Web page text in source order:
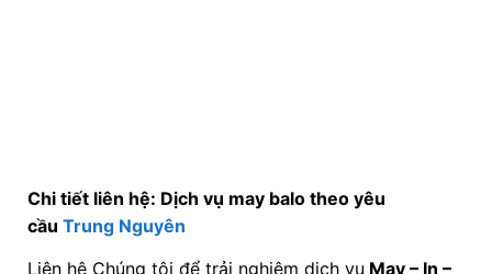
hoặc
Email 1: maybalodongphuc@gmail.com